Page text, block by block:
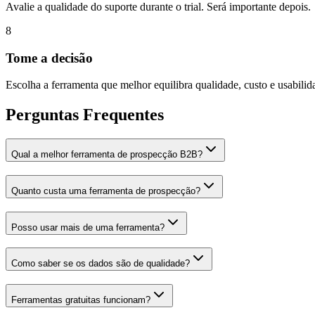
Avalie a qualidade do suporte durante o trial. Será importante depois.
8
Tome a decisão
Escolha a ferramenta que melhor equilibra qualidade, custo e
Perguntas Frequentes
Qual a melhor ferramenta de prospecção B2B?
Quanto custa uma ferramenta de prospecção?
Posso usar mais de uma ferramenta?
Como saber se os dados são de qualidade?
Ferramentas gratuitas funcionam?